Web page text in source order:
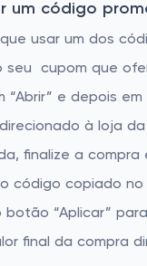
um código
usar um dos
seu cupom que
“Abrir” e depois em
à loja
finalize a
código copiado
botão “Aplicar”
final da compra